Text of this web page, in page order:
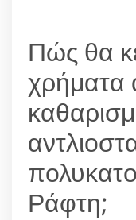
Πώς θα
χρήματα
Ράφτη;